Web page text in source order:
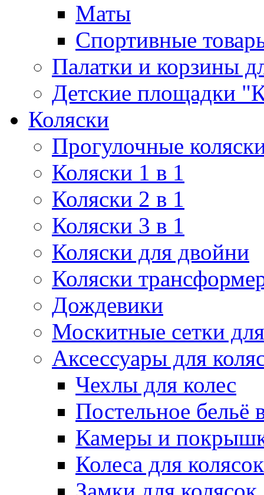
Маты
Спортивные
Палатки и корзины
Детские площадки
Коляски
Прогулочные
Коляски 1 в 1
Коляски 2 в 1
Коляски 3 в 1
Коляски для двойни
Коляски
Дождевики
Москитные сетки
Аксессуары для
Чехлы для колес
Постельное бельё
Камеры и
Колеса для колясок